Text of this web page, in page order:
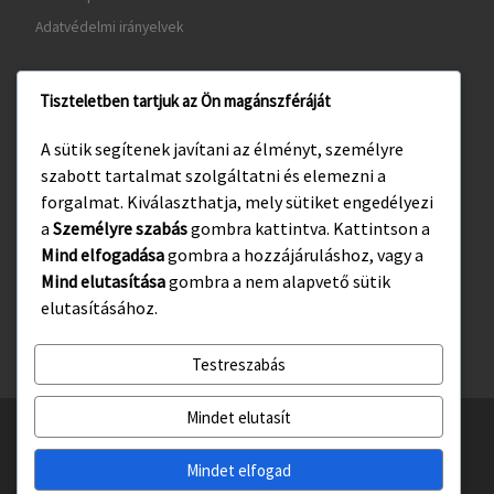
Adatvédelmi irányelvek
www.visitgyula.com
www.gyulakult.hu
Facebook Instagram
© 2026Gyulasport Nonprofit Kft.– All rights reserved
– Designed with theCustomizr téma haladó beállításai
Tiszteletben tartjuk az Ön magánszféráját
A sütik segítenek javítani az élményt, személyre
szabott tartalmat szolgáltatni és elemezni a
forgalmat. Kiválaszthatja, mely sütiket engedélyezi
a Személyre szabásgombra kattintva. Kattintson a
Mind elfogadásagombra a hozzájáruláshoz, vagy a
Mind elutasításagombra a nem alapvető sütik
elutasításához.
Testreszabás
Mindet elutasít
Mindet elfogad